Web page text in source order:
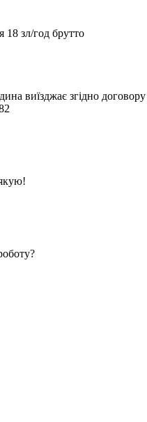
18 зл/год брутто
виїзджає згідно договору